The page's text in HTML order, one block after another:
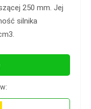
250 mm. Jej
silnika